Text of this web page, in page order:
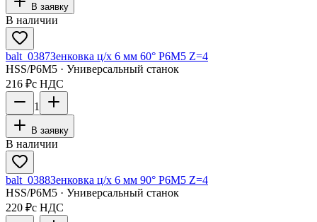
В заявку
В наличии
balt_0387Зенковка ц/х 6 мм 60° Р6М5 Z=4
HSS/Р6М5 · Универсальный станок
216 ₽с НДС
1
В заявку
В наличии
balt_0388Зенковка ц/х 6 мм 90° Р6М5 Z=4
HSS/Р6М5 · Универсальный станок
220 ₽с НДС